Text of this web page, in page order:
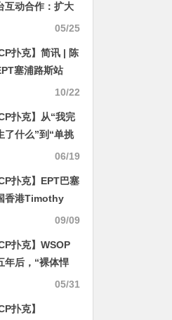
互动合作：扩大
05/25
扑克】简讯 | 陈
塞浦路斯站
赛事第17名10/22
扑克】从“我完
了什么”到“单挑
大盲弃牌
06/19
扑克】EPT巴塞
香港Timothy
波、李远挺进主
09/09
扑克】WSOP
年后，“裸体悍
05/31
扑克】